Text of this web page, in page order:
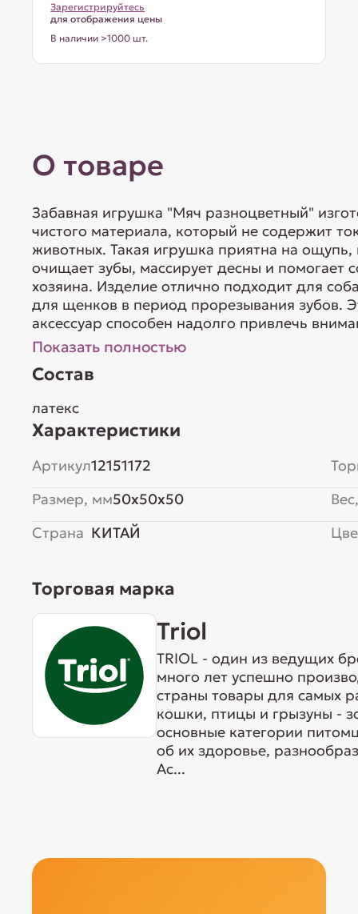
Зарегистрируйтесь
для отображения цены
В наличии >1000 шт.
О товаре
Забавная игрушка "Мяч разноцветный"
чистого материала, который не содержит
животных. Такая игрушка приятна на
очищает зубы, массирует десны и помогает
хозяина. Изделие отлично подходит для
для щенков в период прорезывания зубов.
аксессуар способен надолго привлечь
Показать полностью
Состав
латекс
Характеристики
Артикул12151172
Размер, мм50x50x50
Страна КИТАЙ
Торговая марка
Triol
TRIOL - один из ведущих
много лет успешно
страны товары для самых
кошки, птицы и грызуны -
основные категории
об их здоровье,
Ас...